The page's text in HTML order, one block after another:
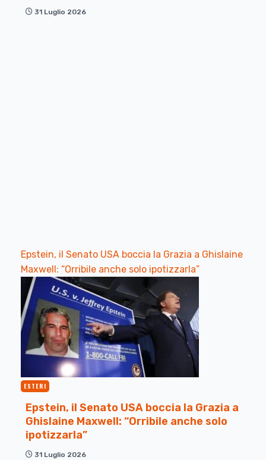
31 Luglio 2026
Epstein, il Senato USA boccia la Grazia a Ghislaine
Maxwell: “Orribile anche solo ipotizzarla”
ESTERI
Epstein, il Senato USA boccia la Grazia a
Ghislaine Maxwell: “Orribile anche solo
ipotizzarla”
31 Luglio 2026